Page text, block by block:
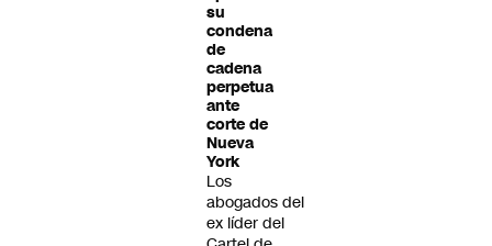
su
condena
de
cadena
perpetua
ante
corte de
Nueva
York
Los
abogados del
ex líder del